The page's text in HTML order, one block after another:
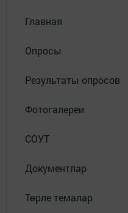
Главная
Опросы
Результаты опросов
Фотогалереи
СОУТ
Документлар
Төрле темалар